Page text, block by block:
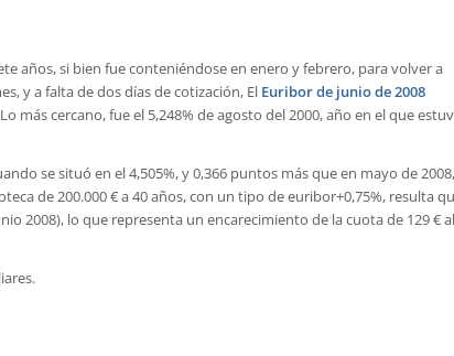
años, si bien fue conteniéndose en enero y febrero, para volver a
y a falta de dos días de cotización, El Euribor de junio de 2008
más cercano, fue el 5,248% de agosto del 2000, año en el que
se situó en el 4,505%, y 0,366 puntos más que en mayo de 2008,
de 200.000 € a 40 años, con un tipo de euribor+0,75%, resulta
2008), lo que representa un encarecimiento de la cuota de 129 € al